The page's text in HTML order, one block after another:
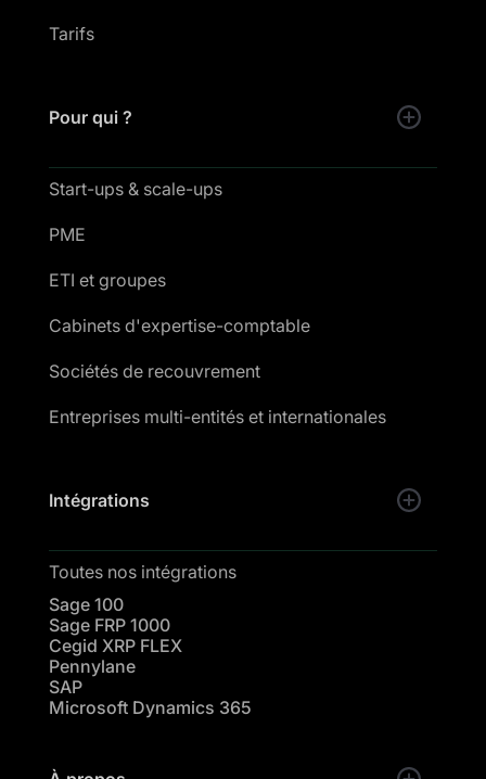
Tarifs
Pour qui ?
Start-ups & scale-ups
PME
ETI et groupes
Cabinets d'expertise-comptable
Sociétés de recouvrement
Entreprises multi-entités et internationales
Intégrations
Toutes nos intégrations
Sage 100
Sage FRP 1000
Cegid XRP FLEX
Pennylane
SAP
Microsoft Dynamics 365